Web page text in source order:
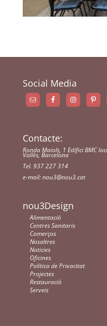
Social Media
Contacte:
Ronda Maiols, 1 Edifici BMC
Vallès, Barcelona
Tel. 937 227 314
e-mail:nou3@nou3.cat
nou3Design
Alimentació
Centres Sanitaris
Comerços
Nosaltres
Noticies
Oficines
Política de Privacitat
Projectes
Restauració
Serveis